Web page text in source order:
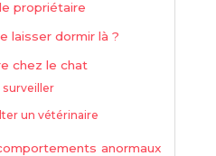
propriétaire
laisser dormir là ?
chez le chat
un vétérinaire
anormaux